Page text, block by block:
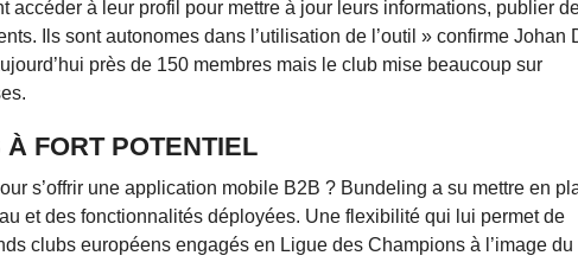
à leur profil pour mettre à jour leurs informations, publier
Ils sont autonomes dans l’utilisation de l’outil » confirme Johan
près de 150 membres mais le club mise beaucoup sur
FORT POTENTIEL
s’offrir une application mobile B2B ? Bundeling a su mettre en
et des fonctionnalités déployées. Une flexibilité qui lui permet de
clubs européens engagés en Ligue des Champions à l’image du